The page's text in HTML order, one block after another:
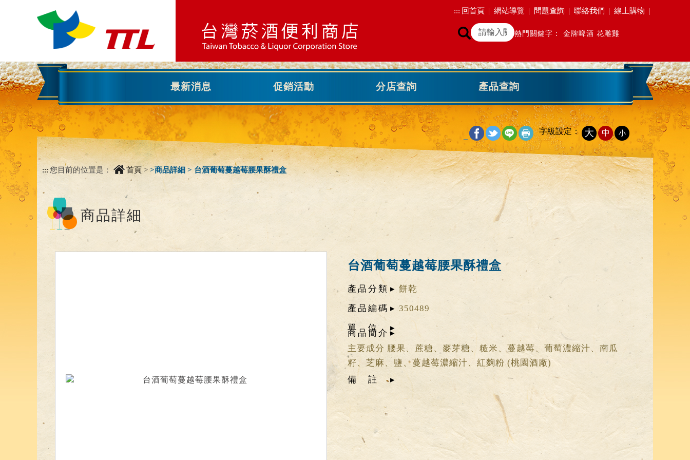
::: 回首頁 | 網站導覽 | 問題查詢 | 聯絡我們 | 線上購物 |
熱門關鍵字： 金牌啤酒 花雕雞
:::
最新消息 促銷活動 分店查詢 產品查詢
字級設定： 大 中 小
::: 您目前的位置是： 首頁 > >商品詳細 > 台酒葡萄蔓越莓腰果酥禮盒
商品詳細
台酒葡萄蔓越莓腰果酥禮盒
產品分類
餅乾
產品編碼
350489
單位
商品簡介
主要成分 腰果、蔗糖、麥芽糖、糙米、蔓越莓、葡萄濃縮汁、南瓜
籽、芝麻、鹽、蔓越莓濃縮汁、紅麴粉 (桃園酒廠)
備註